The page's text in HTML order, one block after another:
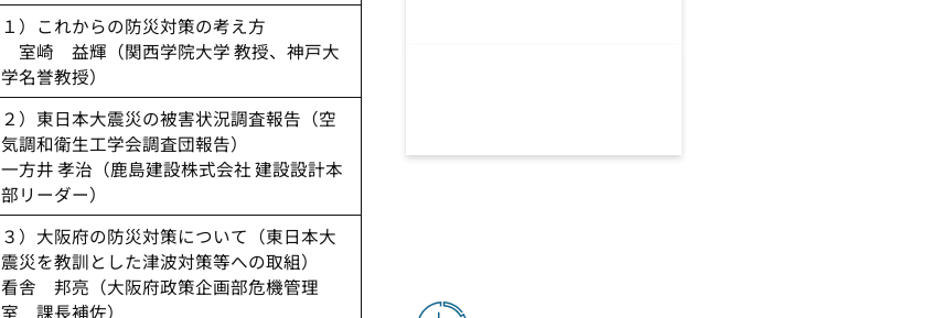
１）これからの防災対策の考え方
室崎 益輝（関西学院大学 教授、神戸大
学名誉教授）
２）東日本大震災の被害状況調査報告（空
気調和衛生工学会調査団報告）
一方井 孝治（鹿島建設株式会社 建設設計本
部リーダー）
３）大阪府の防災対策について（東日本大
震災を教訓とした津波対策等への取組）
看舎 邦亮（大阪府政策企画部危機管理
室 課長補佐）